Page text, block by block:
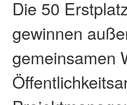
Die 50
gewinnen
gemeinsamen